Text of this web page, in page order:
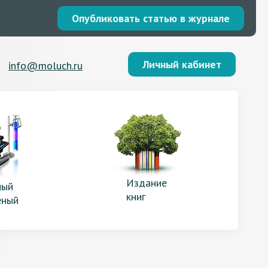
Опубликовать статью в журнале
info@moluch.ru Личный кабинет
Издание
книг